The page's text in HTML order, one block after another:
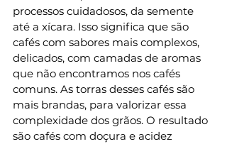
processos cuidadosos, da semente
até a xícara. Isso significa que são
cafés com sabores mais complexos,
delicados, com camadas de aromas
que não encontramos nos cafés
comuns. As torras desses cafés são
mais brandas, para valorizar essa
complexidade dos grãos. O resultado
são cafés com doçura e acidez